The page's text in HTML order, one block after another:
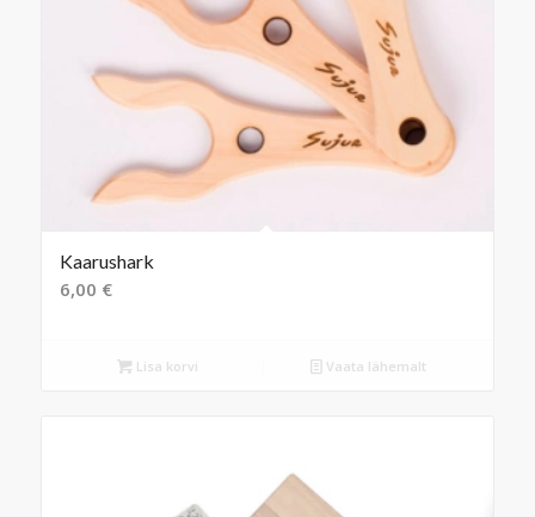
Kaarushark
6,00 €
Lisa korvi Vaata lähemalt